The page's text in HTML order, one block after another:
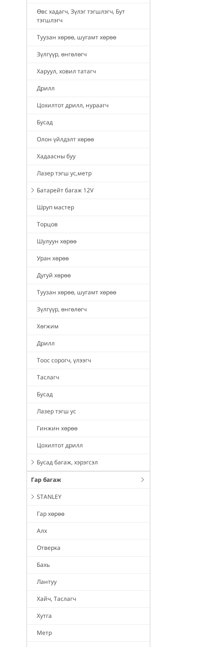
Өвс хадагч, Зүлэг тэгшлэгч, Бут
тэгшлэгч
Туузан хөрөө, шугамт хөрөө
Зүлгүүр, өнгөлөгч
Харуул, ховил татагч
Дрилл
Цохилтот дрилл, нураагч
Бусад
Олон үйлдэлт хөрөө
Хадаасны буу
Лазер тэгш ус,метр
Батарейт багаж 12V
Шруп мастер
Торцов
Шулуун хөрөө
Уран хөрөө
Дугуй хөрөө
Туузан хөрөө, шугамт хөрөө
Зүлгүүр, өнгөлөгч
Хөгжим
Дрилл
Тоос сорогч, үлээгч
Таслагч
Бусад
Лазер тэгш ус
Гинжин хөрөө
Цохилтот дрилл
Бусад багаж, хэрэгсэл
Гар багаж
STANLEY
Гар хөрөө
Алх
Отверка
Бахь
Лантуу
Хайч, Таслагч
Хутга
Метр